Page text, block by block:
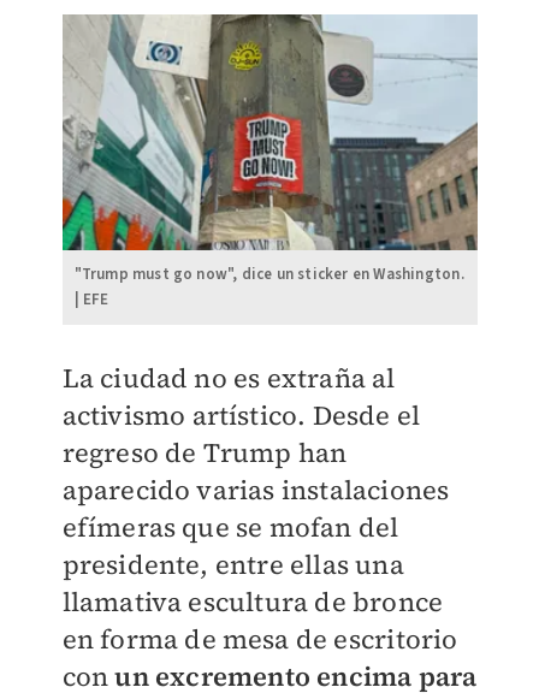
"Trump must go now", dice un sticker en Washington.
| EFE
La ciudad no es extraña al
activismo artístico. Desde el
regreso de Trump han
aparecido varias instalaciones
efímeras que se mofan del
presidente, entre ellas una
llamativa escultura de bronce
en forma de mesa de escritorio
conun excremento encima para